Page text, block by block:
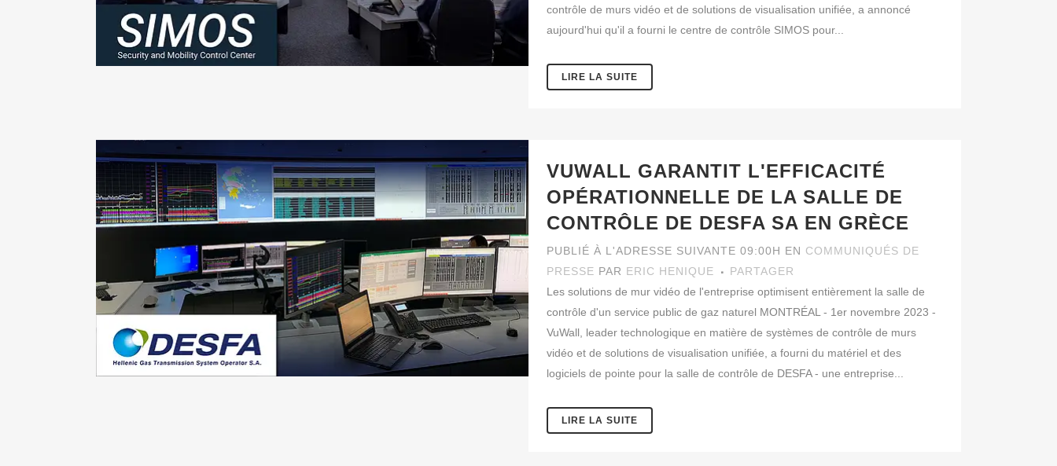
contrôle de murs vidéo et de solutions de visualisation unifiée, a annoncé
aujourd'hui qu'il a fourni le centre de contrôle SIMOS pour...
LIRE LA SUITE
VUWALL GARANTIT L'EFFICACITÉ
OPÉRATIONNELLE DE LA SALLE DE
CONTRÔLE DE DESFA SA EN GRÈCE
PUBLIÉ À L'ADRESSE SUIVANTE 09:00H EN COMMUNIQUÉS DE
PRESSE PAR ERIC HENIQUE
PARTAGER
Les solutions de mur vidéo de l'entreprise optimisent entièrement la salle de
contrôle d'un service public de gaz naturel MONTRÉAL - 1er novembre 2023 -
VuWall, leader technologique en matière de systèmes de contrôle de murs
vidéo et de solutions de visualisation unifiée, a fourni du matériel et des
logiciels de pointe pour la salle de contrôle de DESFA - une entreprise...
LIRE LA SUITE